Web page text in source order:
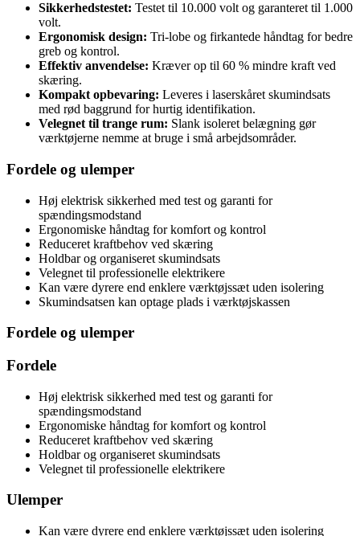
Sikkerhedstestet: Testet til 10.000 volt og garanteret til 1.000
volt.
Ergonomisk design: Tri-lobe og firkantede håndtag for bedre
greb og kontrol.
Effektiv anvendelse: Kræver op til 60 % mindre kraft ved
skæring.
Kompakt opbevaring: Leveres i laserskåret skumindsats
med rød baggrund for hurtig identifikation.
Velegnet til trange rum: Slank isoleret belægning gør
værktøjerne nemme at bruge i små arbejdsområder.
Fordele og ulemper
Høj elektrisk sikkerhed med test og garanti for
spændingsmodstand
Ergonomiske håndtag for komfort og kontrol
Reduceret kraftbehov ved skæring
Holdbar og organiseret skumindsats
Velegnet til professionelle elektrikere
Kan være dyrere end enklere værktøjssæt uden isolering
Skumindsatsen kan optage plads i værktøjskassen
Fordele og ulemper
Fordele
Høj elektrisk sikkerhed med test og garanti for
spændingsmodstand
Ergonomiske håndtag for komfort og kontrol
Reduceret kraftbehov ved skæring
Holdbar og organiseret skumindsats
Velegnet til professionelle elektrikere
Ulemper
Kan være dyrere end enklere værktøjssæt uden isolering